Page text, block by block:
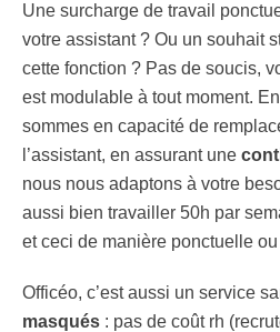
Une surcharge de travail
votre assistant ? Ou un souhait
cette fonction ? Pas de soucis,
est modulable à tout moment.
sommes en capacité de
l’assistant, en assurant une
nous nous adaptons à votre
aussi bien travailler 50h par
et ceci de manière ponctuelle
Officéo, c’est aussi un service
masqués : pas de coût rh